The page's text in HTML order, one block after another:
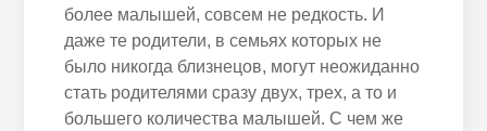
более малышей, совсем не редкость. И
даже те родители, в семьях которых не
было никогда близнецов, могут неожиданно
стать родителями сразу двух, трех, а то и
большего количества малышей. С чем же